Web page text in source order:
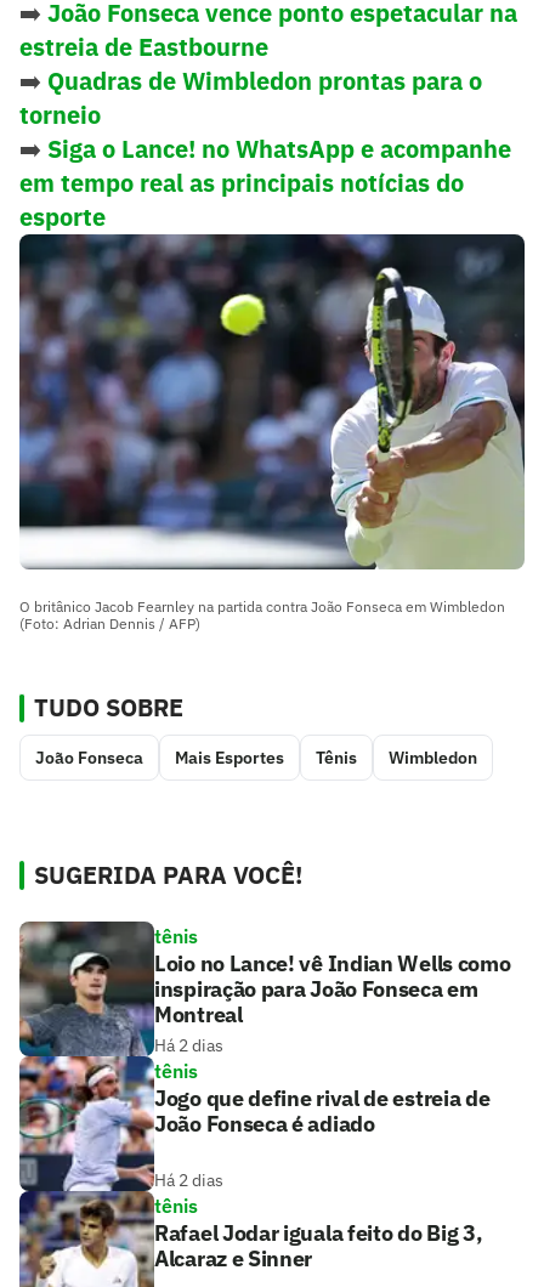
➡️ João Fonseca vence ponto espetacular na
estreia de Eastbourne
➡️ Quadras de Wimbledon prontas para o
torneio
➡️ Siga o Lance! no WhatsApp e acompanhe
em tempo real as principais notícias do
esporte
O britânico Jacob Fearnley na partida contra João Fonseca em Wimbledon
(Foto: Adrian Dennis / AFP)
TUDO SOBRE
João Fonseca Mais Esportes Tênis Wimbledon
SUGERIDA PARA VOCÊ!
tênis
Loio no Lance! vê Indian Wells como
inspiração para João Fonseca em
Montreal
Há 2 dias
tênis
Jogo que define rival de estreia de
João Fonseca é adiado
Há 2 dias
tênis
Rafael Jodar iguala feito do Big 3,
Alcaraz e Sinner